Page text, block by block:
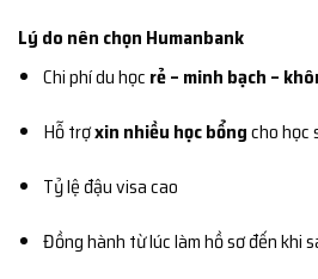
Lý do nên chọn Humanbank
Chi phí du học rẻ – minh bạch –
Hỗ trợxin nhiều học bổngcho học
Tỷ lệ đậu visa cao
Đồng hành từ lúc làm hồ sơ đến khi